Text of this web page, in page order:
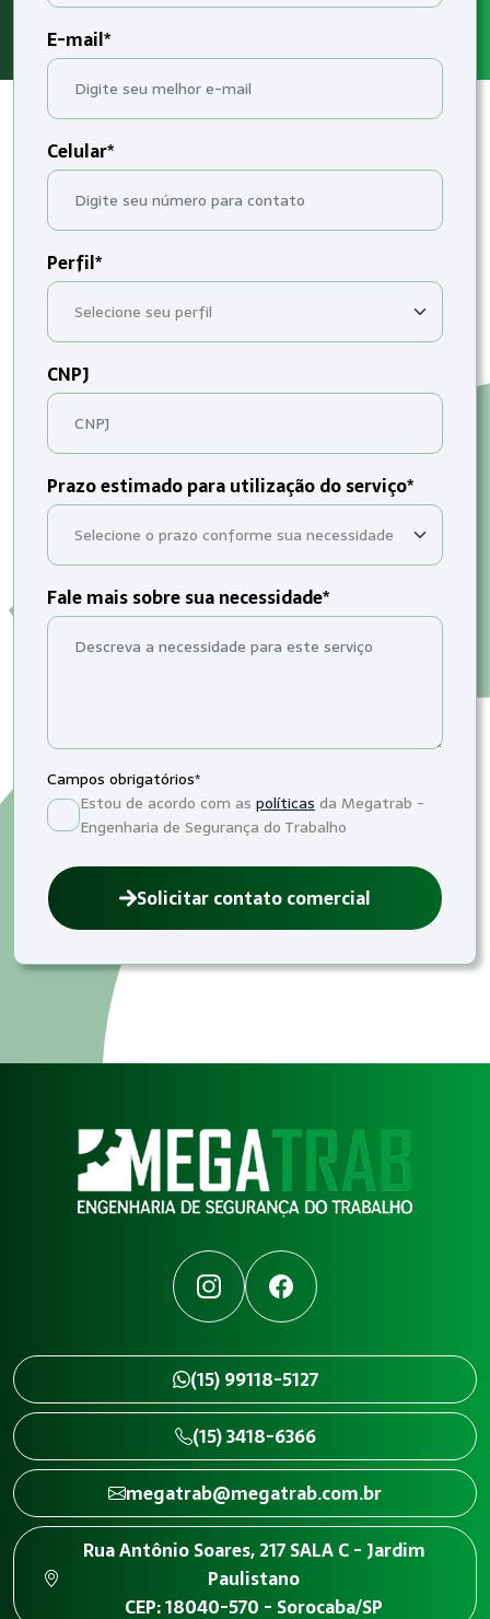
E-mail*
Celular*
Perfil*
CNPJ
Prazo estimado para utilização do serviço*
Fale mais sobre sua necessidade*
Campos obrigatórios*
Estou de acordo com as políticas da Megatrab -
Engenharia de Segurança do Trabalho
Solicitar contato comercial
InstagramFacebook
(15) 99118-5127
(15) 3418-6366
megatrab@megatrab.com.br
Rua Antônio Soares, 217 SALA C - Jardim
Paulistano
CEP: 18040-570 - Sorocaba/SP